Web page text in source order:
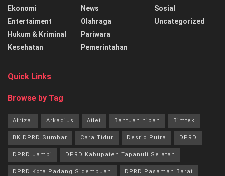
Ekonomi
Entertaiment
Hukum & Kriminal
Kesehatan
News
Olahraga
Pariwara
Pemerintahan
Sosial
Uncategorized
Quick Links
Browse by Tag
Afrizal Arkadius Atlet Bantuan hibah Bimtek
BK DPRD Sumbar Cara Tidur Desrio Putra DPRD
DPRD Jambi DPRD Kabupaten Tapanuli Selatan
DPRD Kota Padang Sidempuan DPRD Pasaman Barat